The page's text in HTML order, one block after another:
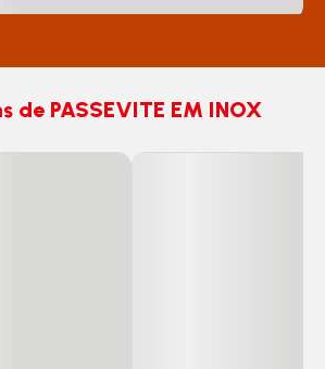
de PASSEVITE EM INOX